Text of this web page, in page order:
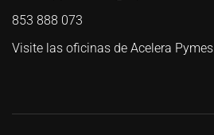
853 888 073
Visite las oficinas de Acelera Pymes